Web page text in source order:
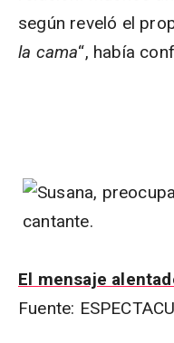
según reveló el
la cama“, había
El mensaje
Fuente: